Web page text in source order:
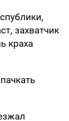
захватчик
краха